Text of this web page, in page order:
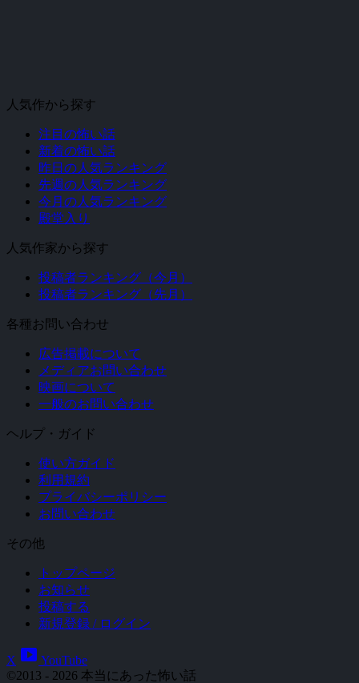
人気作から探す
注目の怖い話
新着の怖い話
昨日の人気ランキング
先週の人気ランキング
今月の人気ランキング
殿堂入り
人気作家から探す
投稿者ランキング（今月）
投稿者ランキング（先月）
各種お問い合わせ
広告掲載について
メディアお問い合わせ
映画について
一般のお問い合わせ
ヘルプ・ガイド
使い方ガイド
利用規約
プライバシーポリシー
お問い合わせ
その他
トップページ
お知らせ
投稿する
新規登録 / ログイン
X smart_display YouTube
©2013 - 2026 本当にあった怖い話